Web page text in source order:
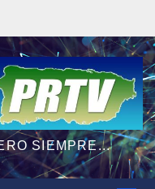
SIEMPRE...